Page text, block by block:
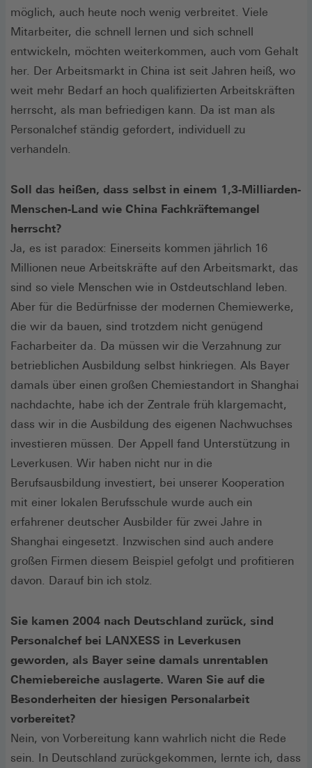
möglich, auch heute noch wenig verbreitet. Viele
Mitarbeiter, die schnell lernen und sich schnell
entwickeln, möchten weiterkommen, auch vom Gehalt
her. Der Arbeitsmarkt in China ist seit Jahren heiß, wo
weit mehr Bedarf an hoch qualifizierten Arbeitskräften
herrscht, als man befriedigen kann. Da ist man als
Personalchef ständig gefordert, individuell zu
verhandeln.
Soll das heißen, dass selbst in einem 1,3-Milliarden-
Menschen-Land wie China Fachkräftemangel
herrscht?
Ja, es ist paradox: Einerseits kommen jährlich 16
Millionen neue Arbeitskräfte auf den Arbeitsmarkt, das
sind so viele Menschen wie in Ostdeutschland leben.
Aber für die Bedürfnisse der modernen Chemiewerke,
die wir da bauen, sind trotzdem nicht genügend
Facharbeiter da. Da müssen wir die Verzahnung zur
betrieblichen Ausbildung selbst hinkriegen. Als Bayer
damals über einen großen Chemiestandort in Shanghai
nachdachte, habe ich der Zentrale früh klargemacht,
dass wir in die Ausbildung des eigenen Nachwuchses
investieren müssen. Der Appell fand Unterstützung in
Leverkusen. Wir haben nicht nur in die
Berufsausbildung investiert, bei unserer Kooperation
mit einer lokalen Berufsschule wurde auch ein
erfahrener deutscher Ausbilder für zwei Jahre in
Shanghai eingesetzt. Inzwischen sind auch andere
großen Firmen diesem Beispiel gefolgt und profitieren
davon. Darauf bin ich stolz.
Sie kamen 2004 nach Deutschland zurück, sind
Personalchef bei LANXESS in Leverkusen
geworden, als Bayer seine damals unrentablen
Chemiebereiche auslagerte. Waren Sie auf die
Besonderheiten der hiesigen Personalarbeit
vorbereitet?
Nein, von Vorbereitung kann wahrlich nicht die Rede
sein. In Deutschland zurückgekommen, lernte ich, dass